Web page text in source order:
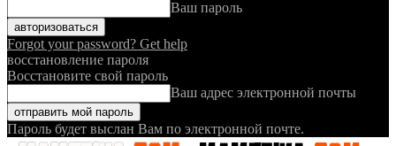
Ваш пароль
Forgot your password? Get help
восстановление пароля
Восстановите свой пароль
Ваш адрес электронной почты
Пароль будет выслан Вам по электронной почте.